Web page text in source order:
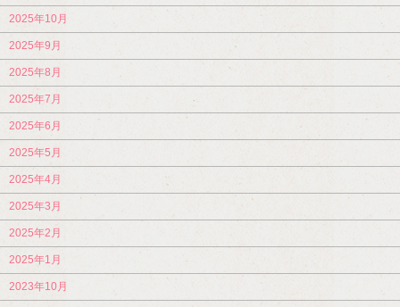
2025年10月
2025年9月
2025年8月
2025年7月
2025年6月
2025年5月
2025年4月
2025年3月
2025年2月
2025年1月
2023年10月